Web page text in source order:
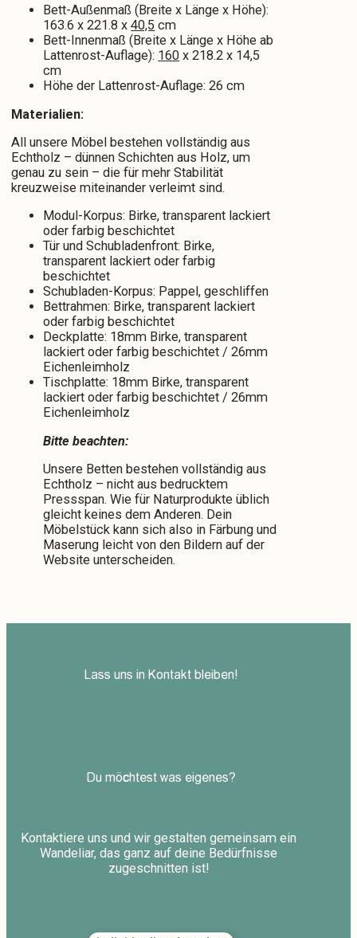
Bett-Außenmaß (Breite x Länge x Höhe):
163.6 x 221.8 x40,5 cm
Bett-Innenmaß (Breite x Länge x Höhe ab
Lattenrost-Auflage): 160 x 218.2 x 14,5
cm
Höhe der Lattenrost-Auflage: 26 cm
Materialien:
All unsere Möbel bestehen vollständig aus
Echtholz – dünnen Schichten aus Holz, um
genau zu sein – die für mehr Stabilität
kreuzweise miteinander verleimt sind.
Modul-Korpus: Birke, transparent lackiert
oder farbig beschichtet
Tür und Schubladenfront: Birke,
transparent lackiert oder farbig
beschichtet
Schubladen-Korpus: Pappel, geschliffen
Bettrahmen: Birke, transparent lackiert
oder farbig beschichtet
Deckplatte: 18mm Birke, transparent
lackiert oder farbig beschichtet / 26mm
Eichenleimholz
Tischplatte: 18mm Birke, transparent
lackiert oder farbig beschichtet / 26mm
Eichenleimholz
Bitte beachten:
Unsere Betten bestehen vollständig aus
Echtholz – nicht aus bedrucktem
Pressspan. Wie für Naturprodukte üblich
gleicht keines dem Anderen. Dein
Möbelstück kann sich also in Färbung und
Maserung leicht von den Bildern auf der
Website unterscheiden.
Lass uns in Kontakt bleiben!
Du möchtest was eigenes?
Kontaktiere uns und wir gestalten gemeinsam ein
Wandeliar, das ganz auf deine Bedürfnisse
zugeschnitten ist!